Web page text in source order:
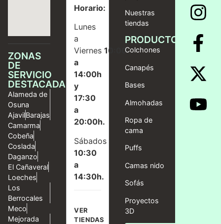
ZONAS
DE
SERVICIO
DESTACADAS
Alameda de
Osuna
AjavilBarajas
Camarma
Cobeña
Coslada
Daganzo
El Cañaveral
Loeches
Los
Berrocales
Meco
Mejorada
Horario:
Lunes
a
Viernes10:00
a
14:00h
y
17:30
a
20:00h.
Sábados
10:30
a
14:30h.
VER
TIENDAS
Nuestras
tiendas
PRODUCTOS
Colchones
Canapés
Bases
Almohadas
Ropa de
cama
Puffs
Camas nido
Sofás
Proyectos
3D